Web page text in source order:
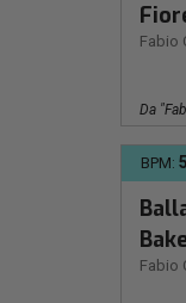
Fabio
Da
BPM:
Fabio